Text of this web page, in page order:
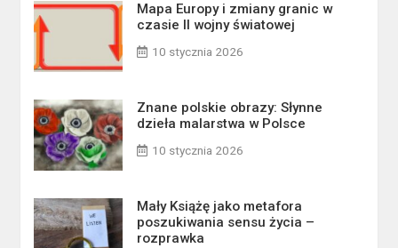
Mapa Europy i zmiany granic w
czasie II wojny światowej
10 stycznia 2026
Znane polskie obrazy: Słynne
dzieła malarstwa w Polsce
10 stycznia 2026
Mały Książę jako metafora
poszukiwania sensu życia –
rozprawka